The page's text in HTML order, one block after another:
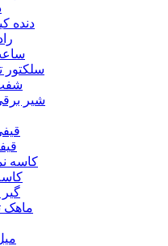
دنده
سلکتور
شیر
کاسه
ماهک